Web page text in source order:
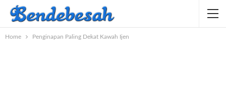
Home Penginapan Paling Dekat Kawah Ijen